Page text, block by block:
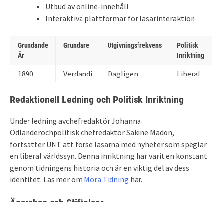
Utbud av online-innehåll
Interaktiva plattformar för läsarinteraktion
Grundande
År
Grundare Utgivningsfrekvens
Politisk
Inriktning
1890 Verdandi Dagligen Liberal
Redaktionell Ledning och Politisk Inriktning
Under ledning avchefredaktör Johanna
Odlanderochpolitisk chefredaktör Sakine Madon,
fortsätter UNT att förse läsarna med nyheter som speglar
en liberal världssyn. Denna inriktning har varit en konstant
genom tidningens historia och är en viktig del av dess
identitet. Läs mer om Mora Tidning här.